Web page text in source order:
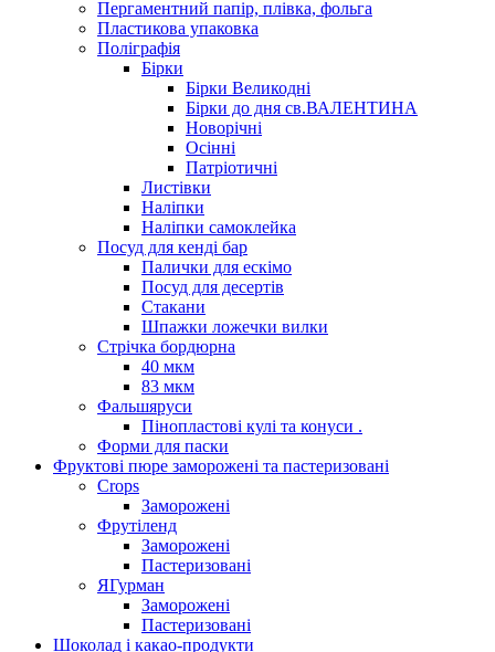
Пергаментний папір, плівка, фольга
Пластикова упаковка
Поліграфія
Бірки
Бірки Великодні
Бірки до дня св.ВАЛЕНТИНА
Новорічні
Осінні
Патріотичні
Листівки
Наліпки
Наліпки самоклейка
Посуд для кенді бар
Палички для ескімо
Посуд для десертів
Стакани
Шпажки ложечки вилки
Стрічка бордюрна
40 мкм
83 мкм
Фальшяруси
Пінопластові кулі та конуси .
Форми для паски
Фруктові пюре заморожені та пастеризовані
Crops
Заморожені
Фрутіленд
Заморожені
Пастеризовані
ЯГурман
Заморожені
Пастеризовані
Шоколад і какао-продукти